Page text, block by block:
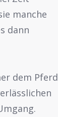
manche
dann
dem Pferd